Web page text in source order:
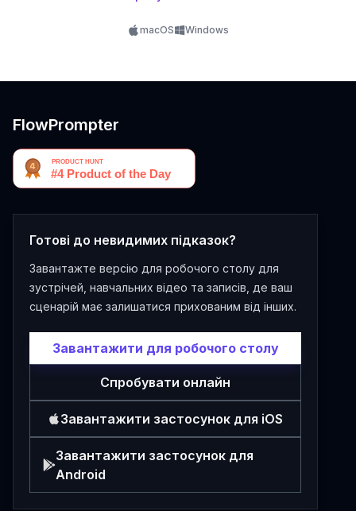
macOS Windows
FlowPrompter
Готові до невидимих підказок?
Завантажте версію для робочого столу для
зустрічей, навчальних відео та записів, де ваш
сценарій має залишатися прихованим від інших.
Завантажити для робочого столу
Спробувати онлайн
Завантажити застосунок для iOS
Завантажити застосунок для
Android